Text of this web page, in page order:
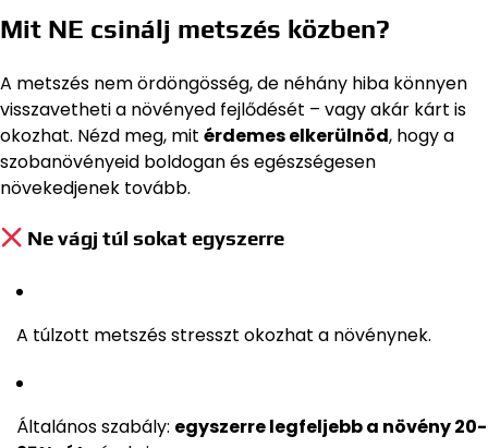
Mit NE csinálj metszés közben?
A metszés nem ördöngösség, de néhány hiba könnyen
visszavetheti a növényed fejlődését – vagy akár kárt is
okozhat. Nézd meg, mit érdemes elkerülnöd, hogy a
szobanövényeid boldogan és egészségesen
növekedjenek tovább.
Ne vágj túl sokat egyszerre
A túlzott metszés stresszt okozhat a növénynek.
Általános szabály: egyszerre legfeljebb a növény 20-